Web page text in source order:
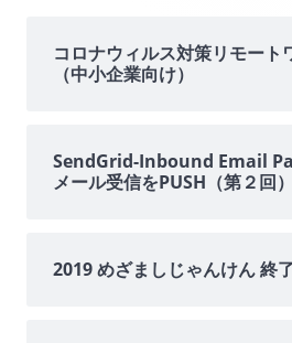
コロナウィルス対策リモート
（中小企業向け）
SendGrid-Inbound Email
メール受信をPUSH（第２回）
2019 めざましじゃんけん 終